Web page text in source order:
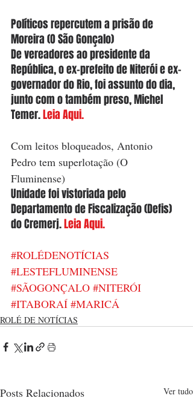
Políticos repercutem a prisão de
Moreira (O São Gonçalo)
De vereadores ao presidente da
República, o ex-prefeito de Niterói e ex-
governador do Rio, foi assunto do dia,
junto com o também preso, Michel
Temer. Leia Aqui.
Com leitos bloqueados, Antonio
Pedro tem superlotação (O
Fluminense)
Unidade foi vistoriada pelo
Departamento de Fiscalização (Defis)
do Cremerj. Leia Aqui.
#ROLÉDENOTÍCIAS
#LESTEFLUMINENSE
#SÃOGONÇALO #NITERÓI
#ITABORAÍ #MARICÁ
ROLÉ DE NOTÍCIAS
Posts Relacionados Ver tudo